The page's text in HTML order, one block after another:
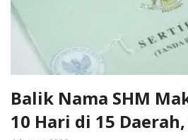
Balik Nama SHM
10 Hari di 15